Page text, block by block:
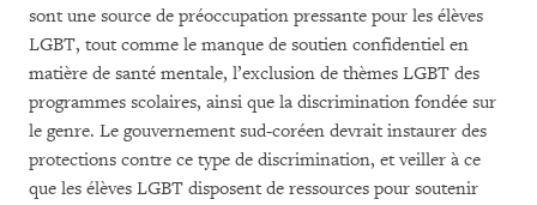
sont une source de préoccupation pressante pour les élèves
LGBT, tout comme le manque de soutien confidentiel en
matière de santé mentale, l’exclusion de thèmes LGBT des
programmes scolaires, ainsi que la discrimination fondée sur
le genre. Le gouvernement sud-coréen devrait instaurer des
protections contre ce type de discrimination, et veiller à ce
que les élèves LGBT disposent de ressources pour soutenir